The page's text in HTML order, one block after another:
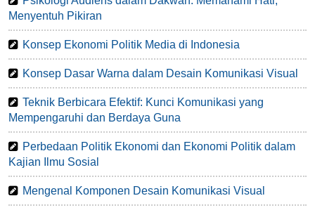
Menyentuh Pikiran
Konsep Ekonomi Politik Media di Indonesia
Konsep Dasar Warna dalam Desain Komunikasi Visual
Teknik Berbicara Efektif: Kunci Komunikasi yang
Mempengaruhi dan Berdaya Guna
Perbedaan Politik Ekonomi dan Ekonomi Politik dalam
Kajian Ilmu Sosial
Mengenal Komponen Desain Komunikasi Visual